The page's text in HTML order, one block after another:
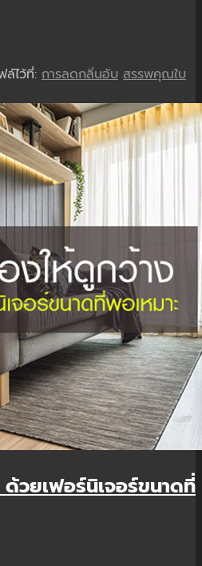
ล์ไว้ที่: การลดกลิ่นอับ สรรพคุณใบ
วยเฟอร์นิเจอร์ขนาดที่